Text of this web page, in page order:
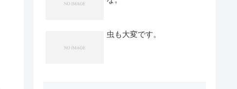
虫も大変です。